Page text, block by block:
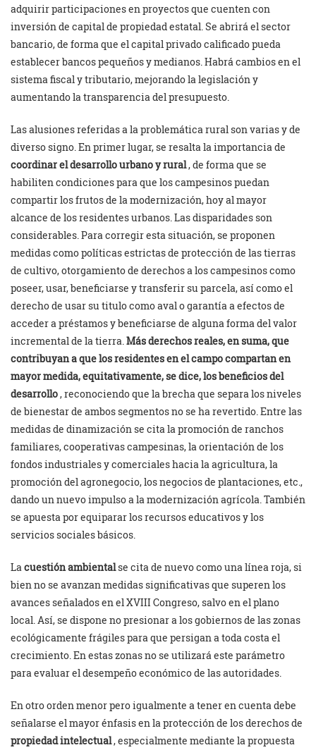
adquirir participaciones en proyectos que cuenten con
inversión de capital de propiedad estatal. Se abrirá el sector
bancario, de forma que el capital privado calificado pueda
establecer bancos pequeños y medianos. Habrá cambios en el
sistema fiscal y tributario, mejorando la legislación y
aumentando la transparencia del presupuesto.
Las alusiones referidas a la problemática rural son varias y de
diverso signo. En primer lugar, se resalta la importancia de
coordinar el desarrollo urbano y rural, de forma que se
habiliten condiciones para que los campesinos puedan
compartir los frutos de la modernización, hoy al mayor
alcance de los residentes urbanos. Las disparidades son
considerables. Para corregir esta situación, se proponen
medidas como políticas estrictas de protección de las tierras
de cultivo, otorgamiento de derechos a los campesinos como
poseer, usar, beneficiarse y transferir su parcela, así como el
derecho de usar su titulo como aval o garantía a efectos de
acceder a préstamos y beneficiarse de alguna forma del valor
incremental de la tierra.Más derechos reales, en suma, que
contribuyan a que los residentes en el campo compartan en
mayor medida, equitativamente, se dice, los beneficios del
desarrollo, reconociendo que la brecha que separa los niveles
de bienestar de ambos segmentos no se ha revertido. Entre las
medidas de dinamización se cita la promoción de ranchos
familiares, cooperativas campesinas, la orientación de los
fondos industriales y comerciales hacia la agricultura, la
promoción del agronegocio, los negocios de plantaciones, etc.,
dando un nuevo impulso a la modernización agrícola. También
se apuesta por equiparar los recursos educativos y los
servicios sociales básicos.
Lacuestión ambientalse cita de nuevo como una línea roja, si
bien no se avanzan medidas significativas que superen los
avances señalados en el XVIII Congreso, salvo en el plano
local. Así, se dispone no presionar a los gobiernos de las zonas
ecológicamente frágiles para que persigan a toda costa el
crecimiento. En estas zonas no se utilizará este parámetro
para evaluar el desempeño económico de las autoridades.
En otro orden menor pero igualmente a tener en cuenta debe
señalarse el mayor énfasis en la protección de los derechos de
propiedad intelectual, especialmente mediante la propuesta